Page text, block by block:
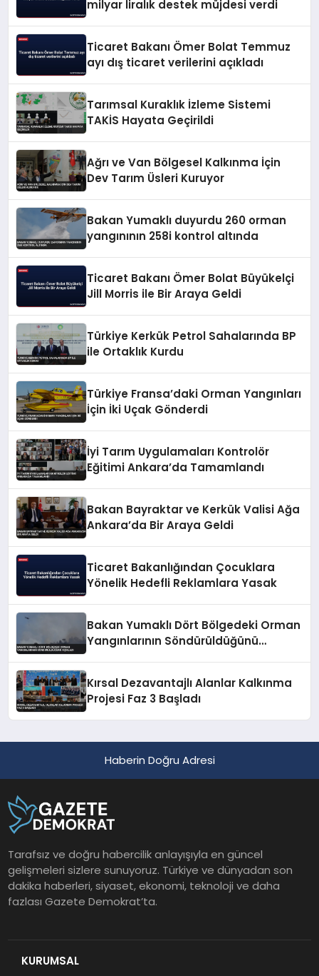
milyar liralık destek müjdesi verdi
Ticaret Bakanı Ömer Bolat Temmuz
ayı dış ticaret verilerini açıkladı
Tarımsal Kuraklık İzleme Sistemi
TAKİS Hayata Geçirildi
Ağrı ve Van Bölgesel Kalkınma İçin
Dev Tarım Üsleri Kuruyor
Bakan Yumaklı duyurdu 260 orman
yangınının 258i kontrol altında
Ticaret Bakanı Ömer Bolat Büyükelçi
Jill Morris ile Bir Araya Geldi
Türkiye Kerkük Petrol Sahalarında BP
ile Ortaklık Kurdu
Türkiye Fransa’daki Orman Yangınları
İçin İki Uçak Gönderdi
İyi Tarım Uygulamaları Kontrolör
Eğitimi Ankara’da Tamamlandı
Bakan Bayraktar ve Kerkük Valisi Ağa
Ankara’da Bir Araya Geldi
Ticaret Bakanlığından Çocuklara
Yönelik Hedefli Reklamlara Yasak
Bakan Yumaklı Dört Bölgedeki Orman
Yangınlarının Söndürüldüğünü
Kırsal Dezavantajlı Alanlar Kalkınma
Projesi Faz 3 Başladı
Haberin Doğru Adresi
Tarafsız ve doğru habercilik anlayışıyla en güncel
gelişmeleri sizlere sunuyoruz. Türkiye ve dünyadan son
dakika haberleri, siyaset, ekonomi, teknoloji ve daha
fazlası Gazete Demokrat’ta.
KURUMSAL